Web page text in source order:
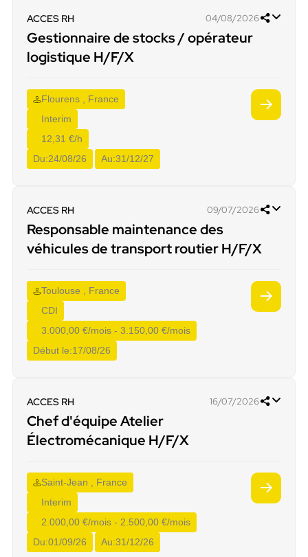
ACCES RH 04/08/2026
Gestionnaire de stocks / opérateur
logistique H/F/X
Flourens , France
Interim
12,31 €/h
Du:24/08/26 Au:31/12/27
ACCES RH 09/07/2026
Responsable maintenance des
véhicules de transport routier H/F/X
Toulouse , France
CDI
3.000,00 €/mois - 3.150,00 €/mois
Début le:17/08/26
ACCES RH 16/07/2026
Chef d'équipe Atelier
Électromécanique H/F/X
Saint-Jean , France
Interim
2.000,00 €/mois - 2.500,00 €/mois
Du:01/09/26 Au:31/12/26